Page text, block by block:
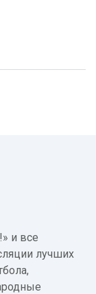
и все
лучших